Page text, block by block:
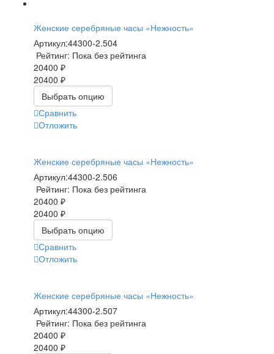
Женские серебряные часы «Нежность»
Артикул:44300-2.504
Рейтинг: Пока без рейтинга
20400 ₽
20400 ₽
Выбрать опцию
Сравнить
Отложить
Женские серебряные часы «Нежность»
Артикул:44300-2.506
Рейтинг: Пока без рейтинга
20400 ₽
20400 ₽
Выбрать опцию
Сравнить
Отложить
Женские серебряные часы «Нежность»
Артикул:44300-2.507
Рейтинг: Пока без рейтинга
20400 ₽
20400 ₽